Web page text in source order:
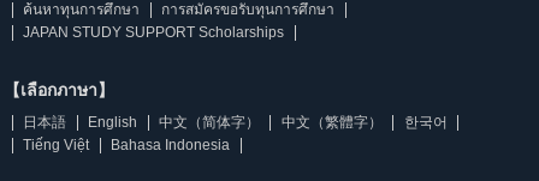
ค้นหาทุนการศึกษา
การสมัครขอรับทุนการศึกษา
JAPAN STUDY SUPPORT Scholarships
【เลือกภาษา】
日本語 English 中文（简体字） 中文（繁體字）
한국어
Tiếng Việt
Bahasa Indonesia